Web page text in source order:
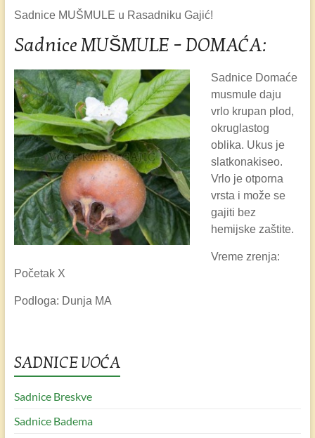
Sadnice MUŠMULE u Rasadniku Gajić!
Sadnice MUŠMULE – DOMAĆA:
Sadnice Domaće
musmule daju
vrlo krupan plod,
okruglastog
oblika. Ukus je
slatkonakiseo.
Vrlo je otporna
vrsta i može se
gajiti bez
hemijske zaštite.
Vreme zrenja:
Početak X
Podloga: Dunja MA
SADNICE VOĆA
Sadnice Breskve
Sadnice Badema